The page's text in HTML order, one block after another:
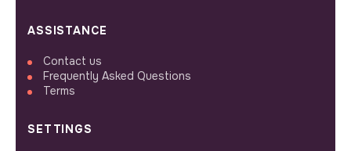
ASSISTANCE
Contact us
Frequently Asked Questions
Terms
SETTINGS